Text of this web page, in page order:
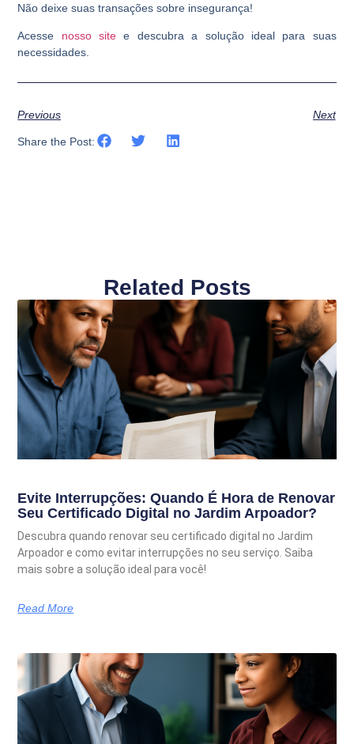
Não deixe suas transações sobre insegurança!
Acesse nosso site e descubra a solução ideal para suas
necessidades.
Previous Next
Share the Post:
Related Posts
Evite Interrupções: Quando É Hora de Renovar
Seu Certificado Digital no Jardim Arpoador?
Descubra quando renovar seu certificado digital no Jardim
Arpoador e como evitar interrupções no seu serviço. Saiba
mais sobre a solução ideal para você!
Read More